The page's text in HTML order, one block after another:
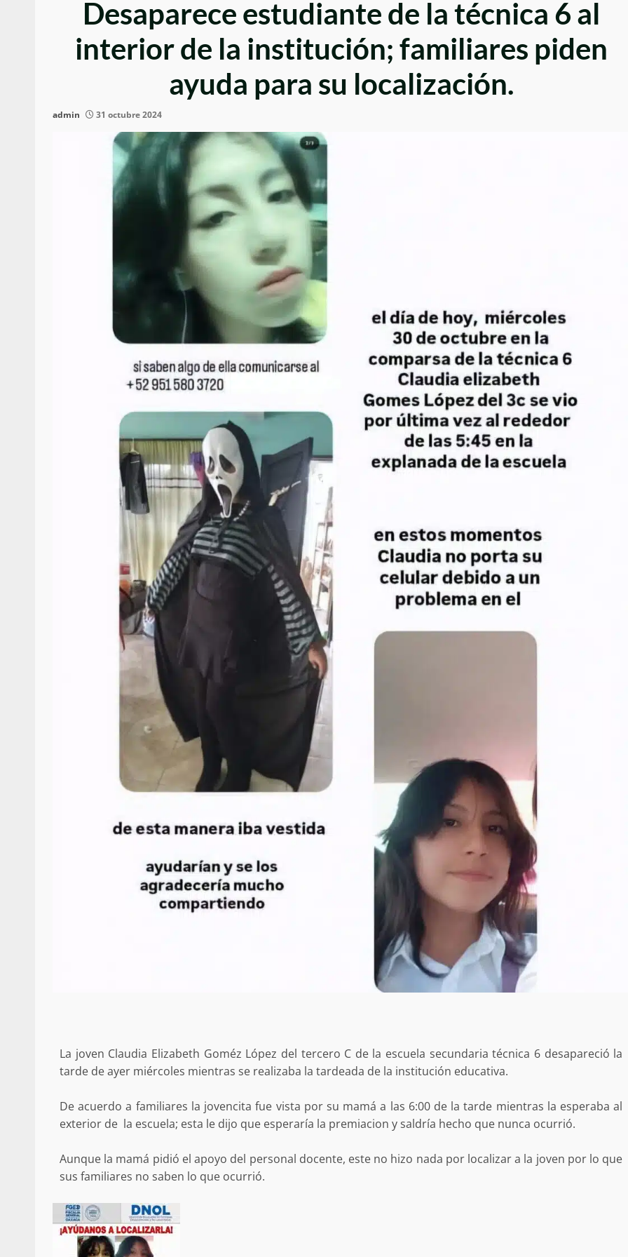
Desaparece estudiante de la técnica 6 al
interior de la institución; familiares piden
ayuda para su localización.
admin 31 octubre 2024
La joven Claudia Elizabeth Goméz López del tercero C de la escuela secundaria técnica 6 desapareció la
tarde de ayer miércoles mientras se realizaba la tardeada de la institución educativa.
De acuerdo a familiares la jovencita fue vista por su mamá a las 6:00 de la tarde mientras la esperaba al
exterior de la escuela; esta le dijo que esperaría la premiacion y saldría hecho que nunca ocurrió.
Aunque la mamá pidió el apoyo del personal docente, este no hizo nada por localizar a la joven por lo que
sus familiares no saben lo que ocurrió.
Respaldar la Reforma Electoral es estar del
lado del pueblo: Tania Caballero
5 marzo 2026
Exhorta Poder Legislativo al IEEPO y al Iocied
estructural integral de las instalaciones de la
Se normaliza la circulación vehicular a la
Tapanatepec
22 octubre 2024
¡Histórico! Bukele elimina el presupuesto a
los partidos políticos.
30 enero 2025
Juárez caso de maltrato animal tras
denuncia ciudadana
Exhorta Poder Legislativo al IEEPO
y al Iocied a realizar una evaluación
Secundaria General Moisés Sáenz